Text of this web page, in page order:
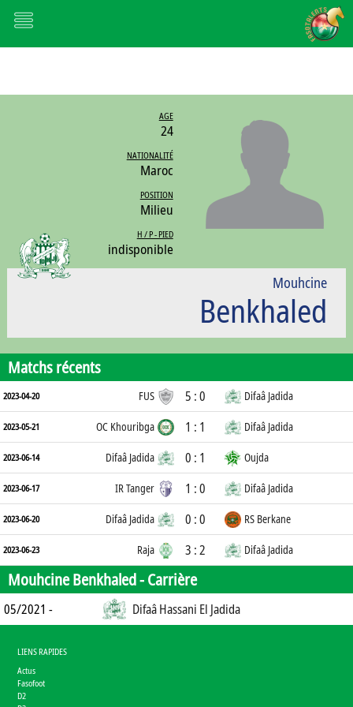
AGE
24
NATIONALITÉ
Maroc
POSITION
Milieu
H / P - PIED
indisponible
Mouhcine
Benkhaled
Matchs récents
2023-04-20 FUS 5 : 0 Difaâ Jadida
2023-05-21 OC Khouribga 1 : 1 Difaâ Jadida
2023-06-14 Difaâ Jadida 0 : 1 Oujda
2023-06-17 IR Tanger 1 : 0 Difaâ Jadida
2023-06-20 Difaâ Jadida 0 : 0 RS Berkane
2023-06-23 Raja 3 : 2 Difaâ Jadida
Mouhcine Benkhaled -Carrière
05/2021 - Difaâ Hassani El Jadida
LIENS RAPIDES
Actus
Fasofoot
D2